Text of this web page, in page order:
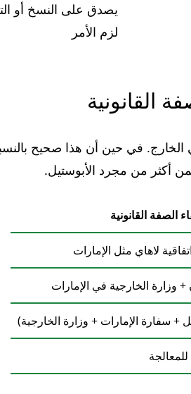
يصدق على النسخ أو
لزم الأمر
القانونية
في حين أن هذا صحيح
أكثر من مجرد الأبوستيل.
الصفة القانونية
لاهاي مثل الإمارات
وزارة الخارجية في الإمارات
+ سفارة الإمارات + وزارة الخارجية)